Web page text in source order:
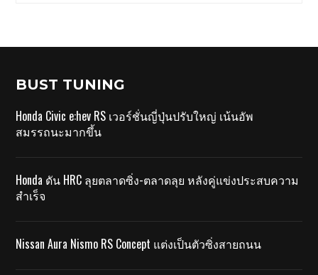
BUST TUNING
Honda Civic e:hev RS เวอร์ชั่นญี่ปุ่นปรับใหญ่ เน้นอัพ
สมรรถนะมากขึ้น
Honda ดัน HRC ลุยตลาดซิ่ง-ตลาดลุย หลังคู่แข่งประสบความ
สำเร็จ
Nissan Aura Nismo RS Concept แต่งเป็นตัวซิ่งสายถนน